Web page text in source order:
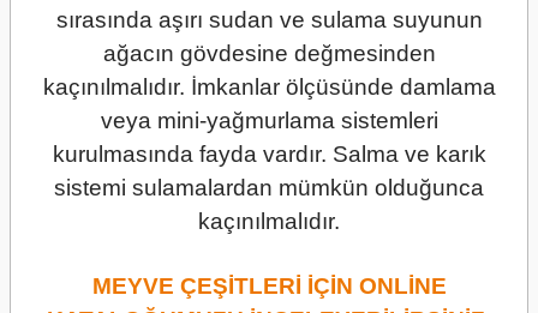
sırasında aşırı sudan ve sulama suyunun
ağacın gövdesine değmesinden
kaçınılmalıdır. İmkanlar ölçüsünde damlama
veya mini-yağmurlama sistemleri
kurulmasında fayda vardır. Salma ve karık
sistemi sulamalardan mümkün olduğunca
kaçınılmalıdır.
MEYVE ÇEŞİTLERİ İÇİN ONLİNE